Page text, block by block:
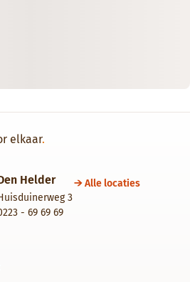
elkaar.
Helder
3
- 69 69 69
Alle locaties